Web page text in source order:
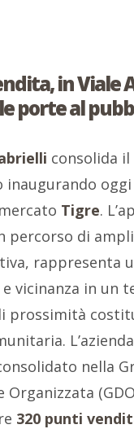
in Viale
porte al
consolida
inaugurando oggi
Tigre.
percorso di
rappresenta
vicinanza in un
prossimità
nella
Organizzata
320 punti